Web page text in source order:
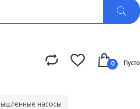
0 Пусто
насосы